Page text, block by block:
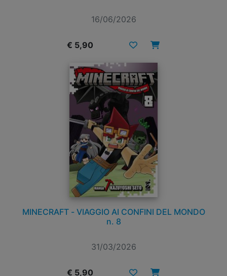
16/06/2026
€ 5,90
MINECRAFT - VIAGGIO AI CONFINI DEL MONDO
n. 8
31/03/2026
€ 5,90